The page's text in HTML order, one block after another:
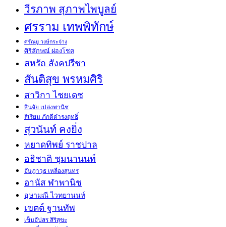
วีรภาพ สุภาพไพบูลย์
ศรราม เทพพิทักษ์
ศรัณยู วงษ์กระจ่าง
ศิริลักษณ์ ผ่องโชค
สหรัถ สังคปรีชา
สันติสุข พรหมศิริ
สาวิกา ไชยเดช
สินจัย เปล่งพานิช
สิเรียม ภักดีดำรงฤทธิ์
สุวนันท์ คงยิ่ง
หยาดทิพย์ ราชปาล
อธิชาติ ชุมนานนท์
อัษฎาวุธ เหลืองสุนทร
อานัส ฬาพานิช
อุษามณี ไวทยานนท์
เขตต์ ฐานทัพ
เข็มอัปสร สิริสุขะ